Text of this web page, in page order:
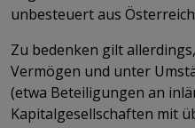
unbesteuert aus
Zu bedenken gilt
Vermögen und unter
(etwa Beteiligungen an
Kapitalgesellschaften mit